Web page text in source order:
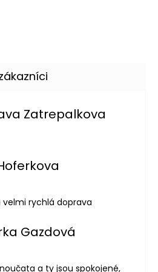
Zatrepalkova
obchodu je 5 z 5 hvězdiček.
obchodu je 5 z 5 hvězdiček.
velmi rychlá doprava
Gazdová
obchodu je 5 z 5 hvězdiček.
a ty jsou spokojené,
by chaterimo